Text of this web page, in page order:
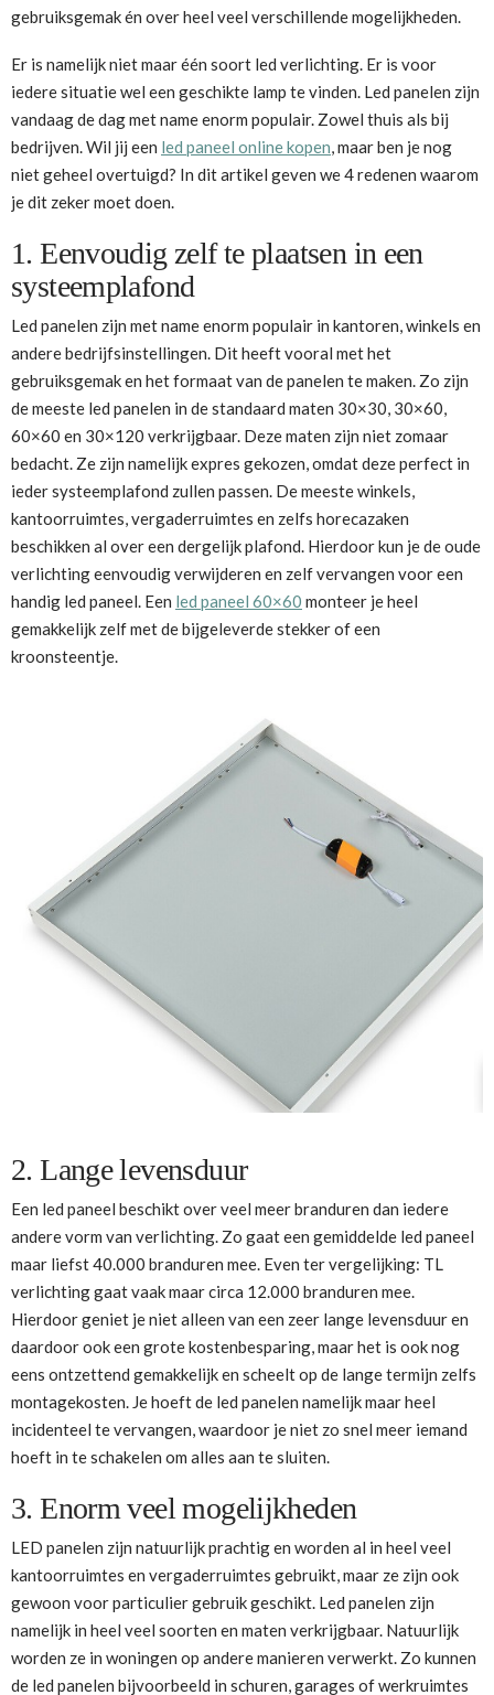
gebruiksgemak én over heel veel verschillende mogelijkheden.
Er is namelijk niet maar één soort led verlichting. Er is voor
iedere situatie wel een geschikte lamp te vinden. Led panelen zijn
vandaag de dag met name enorm populair. Zowel thuis als bij
bedrijven. Wil jij een led paneel online kopen, maar ben je nog
niet geheel overtuigd? In dit artikel geven we 4 redenen waarom
je dit zeker moet doen.
1. Eenvoudig zelf te plaatsen in een
systeemplafond
Led panelen zijn met name enorm populair in kantoren, winkels en
andere bedrijfsinstellingen. Dit heeft vooral met het
gebruiksgemak en het formaat van de panelen te maken. Zo zijn
de meeste led panelen in de standaard maten 30×30, 30×60,
60×60 en 30×120 verkrijgbaar. Deze maten zijn niet zomaar
bedacht. Ze zijn namelijk expres gekozen, omdat deze perfect in
ieder systeemplafond zullen passen. De meeste winkels,
kantoorruimtes, vergaderruimtes en zelfs horecazaken
beschikken al over een dergelijk plafond. Hierdoor kun je de oude
verlichting eenvoudig verwijderen en zelf vervangen voor een
handig led paneel. Een led paneel 60×60 monteer je heel
gemakkelijk zelf met de bijgeleverde stekker of een
kroonsteentje.
2. Lange levensduur
Een led paneel beschikt over veel meer branduren dan iedere
andere vorm van verlichting. Zo gaat een gemiddelde led paneel
maar liefst 40.000 branduren mee. Even ter vergelijking: TL
verlichting gaat vaak maar circa 12.000 branduren mee.
Hierdoor geniet je niet alleen van een zeer lange levensduur en
daardoor ook een grote kostenbesparing, maar het is ook nog
eens ontzettend gemakkelijk en scheelt op de lange termijn zelfs
montagekosten. Je hoeft de led panelen namelijk maar heel
incidenteel te vervangen, waardoor je niet zo snel meer iemand
hoeft in te schakelen om alles aan te sluiten.
3. Enorm veel mogelijkheden
LED panelen zijn natuurlijk prachtig en worden al in heel veel
kantoorruimtes en vergaderruimtes gebruikt, maar ze zijn ook
gewoon voor particulier gebruik geschikt. Led panelen zijn
namelijk in heel veel soorten en maten verkrijgbaar. Natuurlijk
worden ze in woningen op andere manieren verwerkt. Zo kunnen
de led panelen bijvoorbeeld in schuren, garages of werkruimtes